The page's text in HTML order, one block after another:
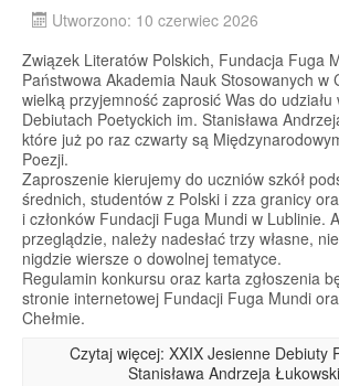
Utworzono: 10 czerwiec 2026
Związek Literatów Polskich, Fundacja Fuga
Państwowa Akademia Nauk Stosowanych w
wielką przyjemność zaprosić Was do udziału
Debiutach Poetyckich im. Stanisława
które już po raz czwarty są
Poezji.
Zaproszenie kierujemy do uczniów szkół
średnich, studentów z Polski i zza granicy
i członków Fundacji Fuga Mundi w Lublinie.
przeglądzie, należy nadesłać trzy własne,
nigdzie wiersze o dowolnej tematyce.
Regulamin konkursu oraz karta zgłoszenia
stronie internetowej Fundacji Fuga Mundi
Chełmie.
Czytaj więcej: XXIX Jesienne Debiuty
Stanisława Andrzeja